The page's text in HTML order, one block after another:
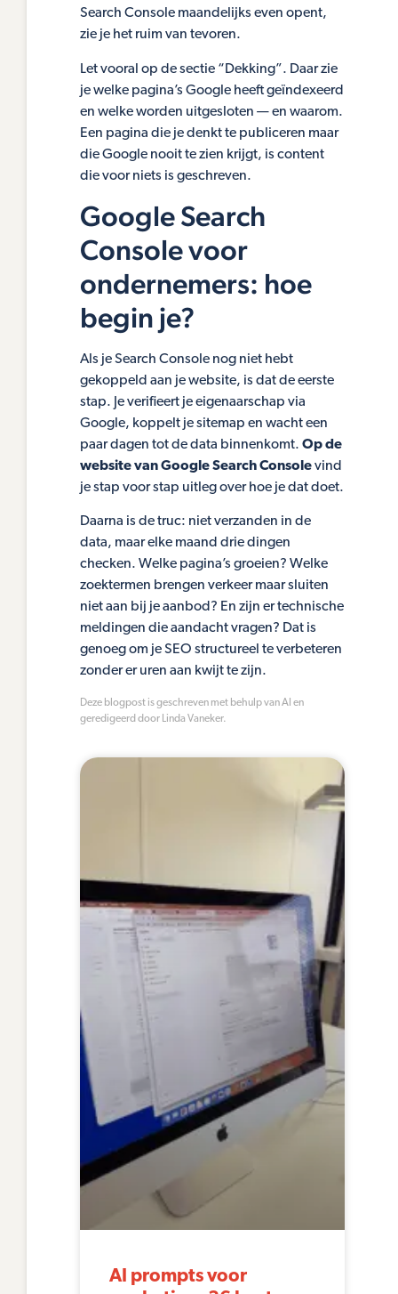
Search Console maandelijks even opent,
zie je het ruim van tevoren.
Let vooral op de sectie “Dekking”. Daar zie
je welke pagina’s Google heeft geïndexeerd
en welke worden uitgesloten — en waarom.
Een pagina die je denkt te publiceren maar
die Google nooit te zien krijgt, is content
die voor niets is geschreven.
Google Search
Console voor
ondernemers: hoe
begin je?
Als je Search Console nog niet hebt
gekoppeld aan je website, is dat de eerste
stap. Je verifieert je eigenaarschap via
Google, koppelt je sitemap en wacht een
paar dagen tot de data binnenkomt. Op de
website van Google Search Consolevind
je stap voor stap uitleg over hoe je dat doet.
Daarna is de truc: niet verzanden in de
data, maar elke maand drie dingen
checken. Welke pagina’s groeien? Welke
zoektermen brengen verkeer maar sluiten
niet aan bij je aanbod? En zijn er technische
meldingen die aandacht vragen? Dat is
genoeg om je SEO structureel te verbeteren
zonder er uren aan kwijt te zijn.
Deze blogpost is geschreven met behulp van AI en
geredigeerd door Linda Vaneker.
AI prompts voor